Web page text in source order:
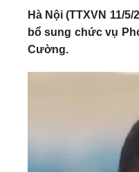
Hà Nội (TTXVN 11/
bổ sung chức vụ
Cường.